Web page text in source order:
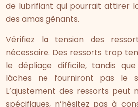
de lubrifiant qui pourrait attirer
des amas gênants.
Vérifiez la tension des
nécessaire. Des ressorts trop
le dépliage difficile, tandis
lâches ne fourniront pas le
L’ajustement des ressorts peut
spécifiques, n’hésitez pas à